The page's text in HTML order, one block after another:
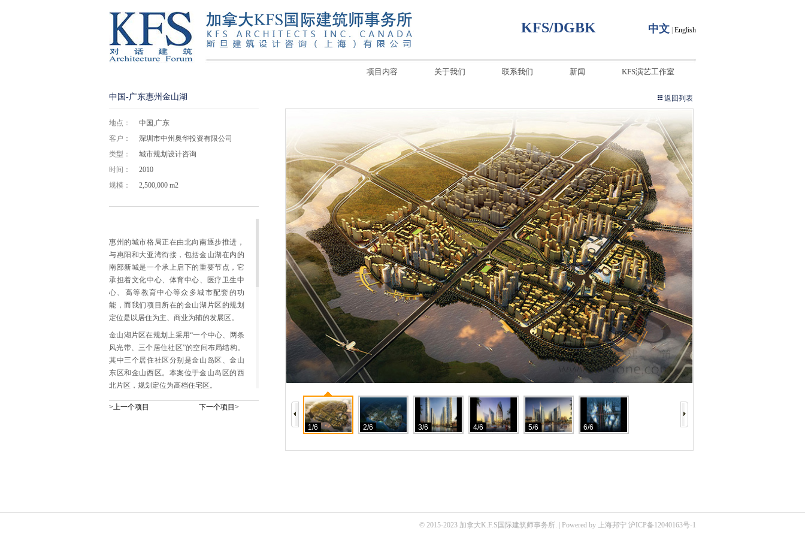
KFS/DGBK 中文 English
项目内容 关于我们 联系我们 新闻 KFS演艺工作室
返回列表
1/6 2/6 3/6 4/6 5/6 6/6
中国-广东惠州金山湖
地点：
中国,广东
客户：
深圳市中州奥华投资有限公司
类型：
城市规划设计咨询
时间：
2010
规模：
2,500,000 m2
惠州的城市格局正在由北向南逐步推进，
与惠阳和大亚湾衔接，包括金山湖在内的
南部新城是一个承上启下的重要节点，它
承担着文化中心、体育中心、医疗卫生中
心、高等教育中心等众多城市配套的功
能，而我们项目所在的金山湖片区的规划
定位是以居住为主、商业为辅的发展区。
金山湖片区在规划上采用“一个中心、两条
风光带、三个居住社区”的空间布局结构。
其中三个居住社区分别是金山岛区、金山
东区和金山西区。本案位于金山岛区的西
北片区，规划定位为高档住宅区。
将解构主义建筑理念运用到城市设计，以
>上一个项目 下一个项目>
© 2015-2023 加拿大K.F.S国际建筑师事务所. | Powered by 上海邦宁 沪ICP备12040163号-1